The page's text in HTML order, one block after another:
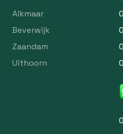
Alkmaar
Beverwijk
Zaandam
Uithoorn